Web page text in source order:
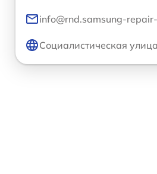
info@rnd.samsung-
Социалистическая